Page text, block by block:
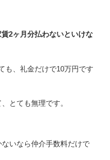
2ヶ月分払わないといけな
も、礼金だけで10万円です
とても無理です。
いなら仲介手数料だけで